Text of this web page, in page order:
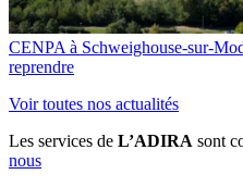
CENPA à Schweighouse-sur-
reprendre
Voir toutes nos actualités
Les services de L’ADIRA sont
nous